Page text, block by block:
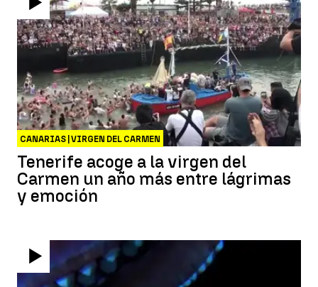
CANARIAS | VIRGEN DEL CARMEN
Tenerife acoge a la virgen del
Carmen un año más entre lágrimas
y emoción